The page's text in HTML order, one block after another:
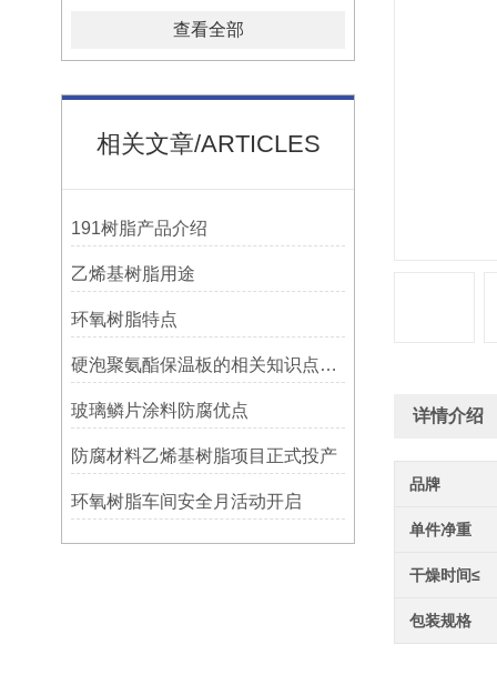
查看全部
相关文章/ARTICLES
191树脂产品介绍
乙烯基树脂用途
环氧树脂特点
硬泡聚氨酯保温板的相关知识点介绍
玻璃鳞片涂料防腐优点
防腐材料乙烯基树脂项目正式投产
环氧树脂车间安全月活动开启
详情介绍
品牌
单件净重
干燥时间≤
包装规格